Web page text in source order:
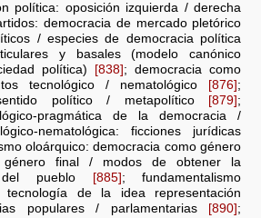
política: oposición izquierda / derecha
democracia de mercado pletórico
/ especies de democracia política
y basales (modelo canónico
política)
[838] ; democracia como
tecnológico / nematológico
[876] ;
político / metapolítico
[879] ;
pragmática de la democracia /
nematológica: ficciones jurídicas
oloárquico: democracia como género
género final / modos de obtener la
del pueblo
[885] ; fundamentalismo
tecnología de la idea representación
populares / parlamentarias
[890] ;